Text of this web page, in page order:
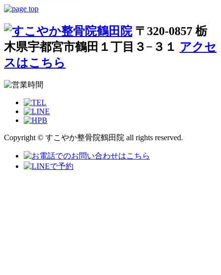
〒320-0857 栃
木県宇都宮市鶴田１丁目３−３１ アクセ
スはこちら
Copyright © すこやか整骨院鶴田院 all rights reserved.